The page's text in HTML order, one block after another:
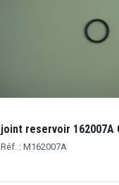
joint reservoir 162007A
Réf. : M162007A